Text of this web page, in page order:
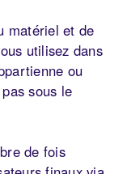
matériel et de
utilisez dans
ou
sous le
de fois